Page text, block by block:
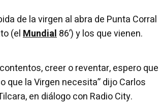
de la virgen al abra de Punta Corral
(elMundial86’) y los que vienen.
creer o reventar, espero que
que la Virgen necesita” dijo Carlos
en diálogo con Radio City.